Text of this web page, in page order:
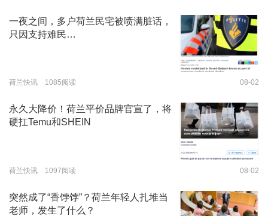
一夜之间，多户荷兰民宅被喷满脏话，
只因支持难民…
荷兰快讯 1085阅读 08-02
永久大降价！荷兰平价品牌官宣了，将
硬扛Temu和SHEIN
荷兰快讯 1097阅读 08-02
突然成了“香饽饽”？荷兰年轻人扎堆当
老师，发生了什么？